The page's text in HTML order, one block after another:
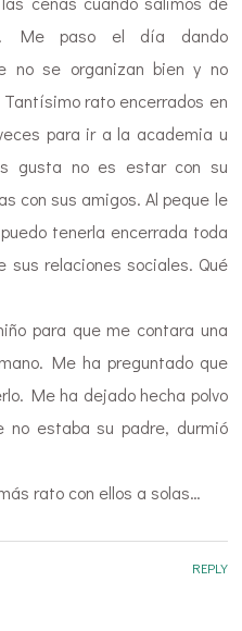
Me paso el día dando
no se organizan bien y no
rato encerrados en
para ir a la academia u
gusta no es estar con su
con sus amigos. Al peque le
tenerla encerrada toda
sus relaciones sociales. Qué
para que me contara una
Me ha preguntado que
Me ha dejado hecha polvo
no estaba su padre, durmió
rato con ellos a solas…
REPLY